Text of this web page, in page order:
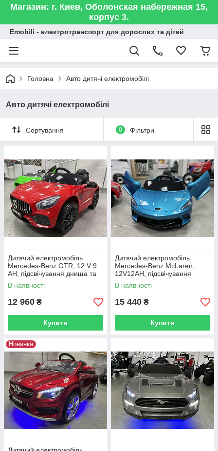
Магазин: г. Киев, Оболонская набережная 15,
корпус 3.
Emobili - електротранспорт для дорослих та дітей
Головна Авто дитячі електромобілі
Авто дитячі електромобілі
Сортування 0 Фільтри
Дитячий електромобіль
Mercedes-Benz GTR, 12 V 9
AH, підсвічування днища та
ніг, амортизатори передні/
задні
В наявності
12 960 ₴
Купити
Дитячий електромобіль
Mercedes-Benz McLaren,
12V12AH, підсвічування
днища, амортизатори
передні/задні
В наявності
15 440 ₴
Купити
Новинка